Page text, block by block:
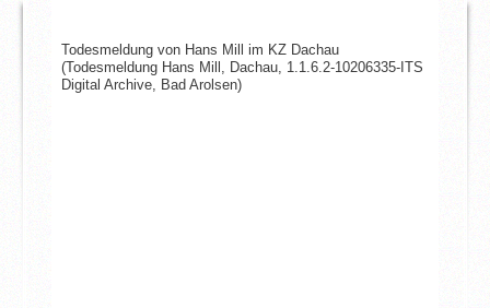
Todesmeldung von Hans Mill im KZ Dachau
(Todesmeldung Hans Mill, Dachau, 1.1.6.2-10206335-ITS
Digital Archive, Bad Arolsen)